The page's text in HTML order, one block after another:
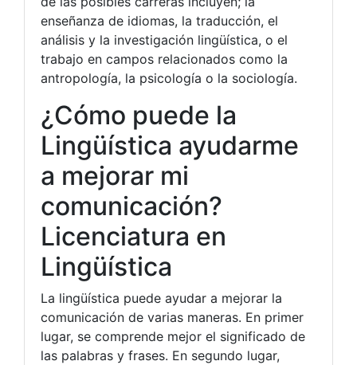
enseñanza de idiomas, la traducción, el
análisis y la investigación lingüística, o el
trabajo en campos relacionados como la
antropología, la psicología o la sociología.
¿Cómo puede la
Lingüística ayudarme
a mejorar mi
comunicación?
Licenciatura en
Lingüística
La lingüística puede ayudar a mejorar la
comunicación de varias maneras. En primer
lugar, se comprende mejor el significado de
las palabras y frases. En segundo lugar,